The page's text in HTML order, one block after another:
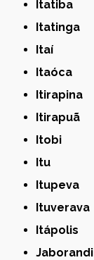
Itatiba
Itatinga
Itaí
Itaóca
Itirapina
Itirapuã
Itobi
Itu
Itupeva
Ituverava
Itápolis
Jaborandi